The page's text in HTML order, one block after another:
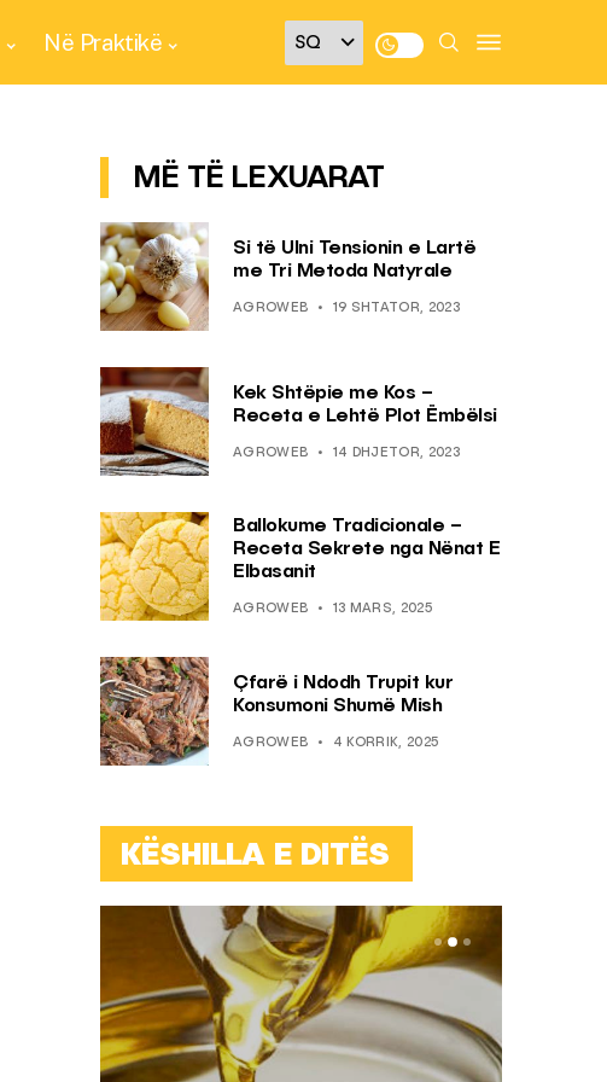
Në Praktikë
MË TË LEXUARAT
Si të Ulni Tensionin e Lartë
me Tri Metoda Natyrale
AGROWEB 19 SHTATOR, 2023
Kek Shtëpie me Kos –
Receta e Lehtë Plot Ëmbëlsi
AGROWEB 14 DHJETOR, 2023
Ballokume Tradicionale –
Receta Sekrete nga Nënat E
Elbasanit
AGROWEB 13 MARS, 2025
Çfarë i Ndodh Trupit kur
Konsumoni Shumë Mish
AGROWEB 4 KORRIK, 2025
KËSHILLA E DITËS